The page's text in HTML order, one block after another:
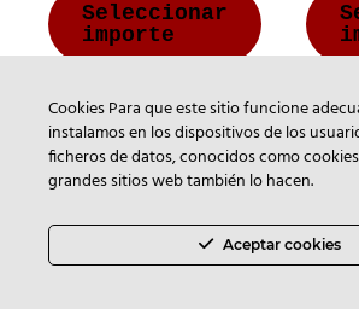
desde
€80,00
Seleccionar
importe
gestionado porUna Hora
Cookies Para que este sitio funcione
instalamos en los dispositivos de los
ficheros de datos, conocidos como
grandes sitios web también lo hacen.
Aceptar cookies